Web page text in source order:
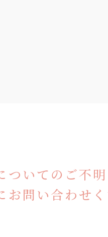
ついてのご不
お問い合わせ